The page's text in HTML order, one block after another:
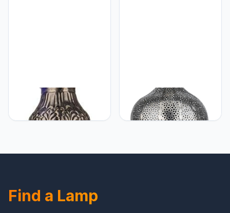
Marrakesch Marrakesch
Orient & Mediterran
Interior Oosterse
Marrakesch Marrakesh
Hanglamp, 56 cm, grote
metalen lampenkap, lamp,
Find a Lamp